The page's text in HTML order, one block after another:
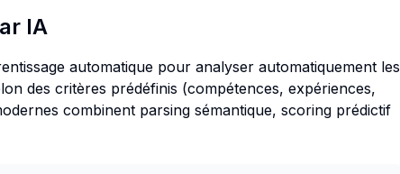
IA
automatique pour analyser automatiquement les
des critères prédéfinis (compétences, expériences,
combinent parsing sémantique, scoring prédictif